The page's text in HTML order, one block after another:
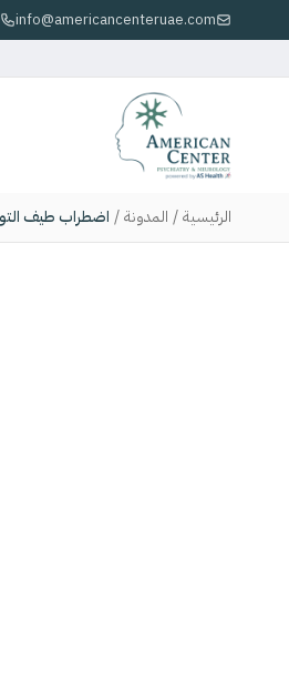
info@americancenteruae.com
الرئيسية/ المدونة/